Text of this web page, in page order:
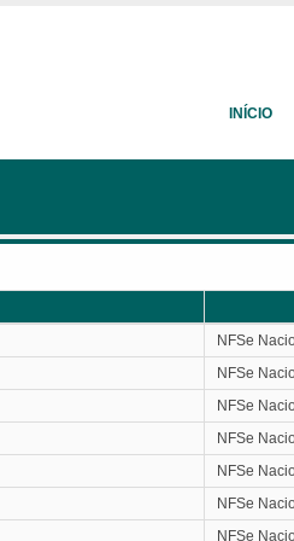
INÍCIO
NFSe
NFSe
NFSe
NFSe
NFSe
NFSe
NFSe